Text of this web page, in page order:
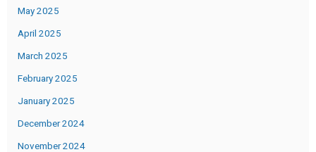
May 2025
April 2025
March 2025
February 2025
January 2025
December 2024
November 2024